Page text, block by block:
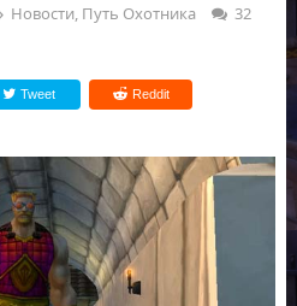
Новости Путь Охотника
32
Tweet Reddit